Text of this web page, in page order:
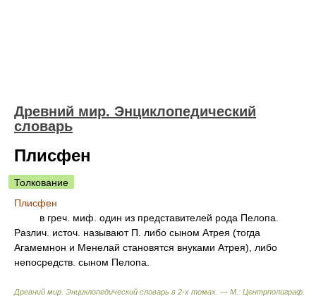
Древний мир. Энциклопедический
словарь
Плисфен
Толкование
Плисфен
в греч. миф. один из представителей рода Пелопа.
Различ. источ. называют П. либо сыном Атрея (тогда
Агамемнон и Менелай становятся внуками Атрея), либо
непосредств. сыном Пелопа.
Древний мир. Энциклопедический словарь в 2-х томах. — М.: Центрполиграф